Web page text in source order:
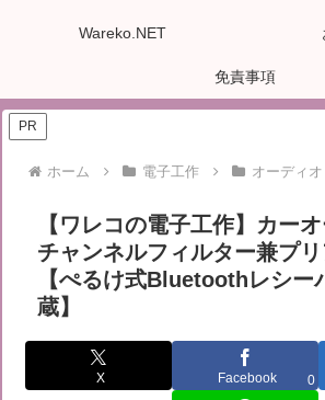
Wareko.NET
免責事項
PR
ホーム 電子工作 オーディオ
【ワレコの電子工作】カー
チャンネルフィルター兼プ
【ぺるけ式Bluetoothレシー
蔵】
X Facebook 0